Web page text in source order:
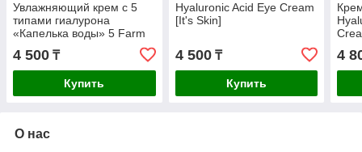
Увлажняющий крем с 5
типами гиалурона
«Капелька воды» 5 Farm
Stay Hyaluronic Water Drop
Cream
4 500 ₸
Купить
Hyaluronic Acid Eye Cream
[It's Skin]
4 500₸
Купить
4
О нас